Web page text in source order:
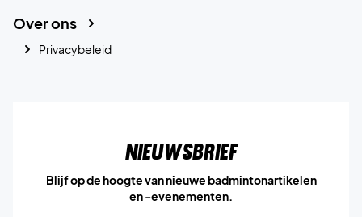
Over ons
Privacybeleid
Nieuwsbrief
Blijf op de hoogte van nieuwe badmintonartikelen
en -evenementen.